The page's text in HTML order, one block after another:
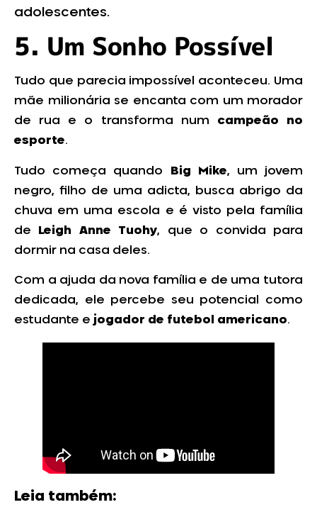
adolescentes.
5. Um Sonho Possível
Tudo que parecia impossível aconteceu. Uma
mãe milionária se encanta com um morador
de rua e o transforma num campeão no
esporte.
Tudo começa quando Big Mike, um jovem
negro, filho de uma adicta, busca abrigo da
chuva em uma escola e é visto pela família
de
Leigh Anne Tuohy, que o convida para
dormir na casa deles.
Com a ajuda da nova família e de uma tutora
dedicada, ele percebe seu potencial como
estudante e jogador de futebol americano.
Leia também: